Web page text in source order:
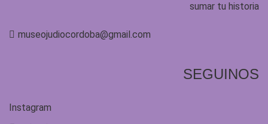
sumar tu historia
museojudiocordoba@gmail.com
SEGUINOS
Instagram